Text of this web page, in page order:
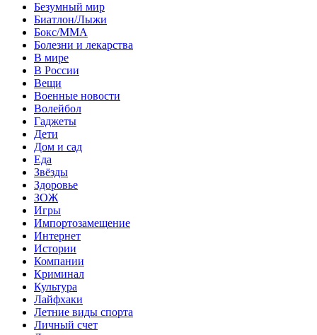
Безумный мир
Биатлон/Лыжи
Бокс/MMA
Болезни и лекарства
В мире
В России
Вещи
Военные новости
Волейбол
Гаджеты
Дети
Дом и сад
Еда
Звёзды
Здоровье
ЗОЖ
Игры
Импортозамещение
Интернет
Истории
Компании
Криминал
Культура
Лайфхаки
Летние виды спорта
Личный счет